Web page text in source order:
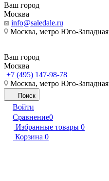
Ваш город
Москва
info@saledale.ru
Москва, метро Юго-Западная
Ваш город
Москва
+7 (495) 147-98-78
Москва, метро Юго-Западная
Поиск
Войти
Сравнение0
Избранные товары 0
Корзина 0